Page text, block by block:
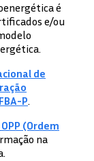
é
e/ou
de
P.
OPP (Ordem
na